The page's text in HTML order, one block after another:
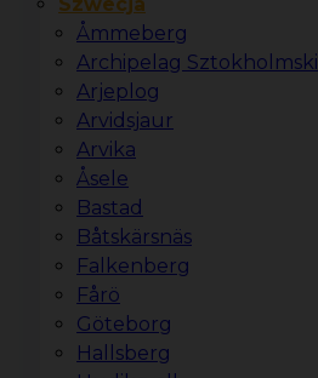
Szwecja
Åmmeberg
Archipelag Sztokholmski
Arjeplog
Arvidsjaur
Arvika
Åsele
Bastad
Båtskärsnäs
Falkenberg
Fårö
Göteborg
Hallsberg